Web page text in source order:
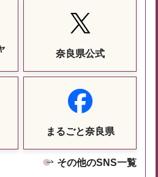
奈良県公式
まるごと奈良県
その他のSNS一覧